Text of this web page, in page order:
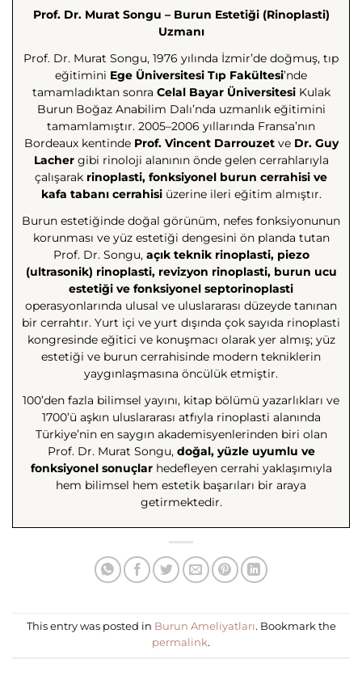
Prof. Dr. Murat Songu – Burun Estetiği (Rinoplasti)
Uzmanı
Prof. Dr. Murat Songu, 1976 yılında İzmir’de doğmuş, tıp
eğitimini Ege Üniversitesi Tıp Fakültesi’nde
tamamladıktan sonra Celal Bayar ÜniversitesiKulak
Burun Boğaz Anabilim Dalı’nda uzmanlık eğitimini
tamamlamıştır. 2005–2006 yıllarında Fransa’nın
Bordeaux kentinde Prof. Vincent Darrouzetve Dr. Guy
Lachergibi rinoloji alanının önde gelen cerrahlarıyla
çalışarak rinoplasti, fonksiyonel burun cerrahisi ve
kafa tabanı cerrahisiüzerine ileri eğitim almıştır.
Burun estetiğinde doğal görünüm, nefes fonksiyonunun
korunması ve yüz estetiği dengesini ön planda tutan
Prof. Dr. Songu,açık teknik rinoplasti, piezo
(ultrasonik) rinoplasti, revizyon rinoplasti, burun ucu
estetiği ve fonksiyonel septorinoplasti
operasyonlarında ulusal ve uluslararası düzeyde tanınan
bir cerrahtır. Yurt içi ve yurt dışında çok sayıda rinoplasti
kongresinde eğitici ve konuşmacı olarak yer almış; yüz
estetiği ve burun cerrahisinde modern tekniklerin
yaygınlaşmasına öncülük etmiştir.
100’den fazla bilimsel yayını, kitap bölümü yazarlıkları ve
1700’ü aşkın uluslararası atfıyla rinoplasti alanında
Türkiye’nin en saygın akademisyenlerinden biri olan
Prof. Dr. Murat Songu, doğal, yüzle uyumlu ve
fonksiyonel sonuçlarhedefleyen cerrahi yaklaşımıyla
hem bilimsel hem estetik başarıları bir araya
getirmektedir.
This entry was posted in Burun Ameliyatları. Bookmark the
permalink.